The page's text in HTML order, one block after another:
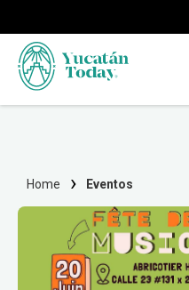
Home Eventos